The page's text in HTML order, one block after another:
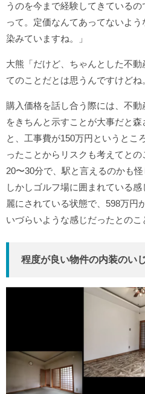
うのを今まで経験してきている
って。定価なんてあってないよ
染みていますね。」
大熊「だけど、ちゃんとした不
てのことだとは思うんですけどね
購入価格を話し合う際には、不
をきちんと示すことが大事だと
と、工事費が150万円というとこ
ったことからリスクも考えてと
20〜30分で、駅と言えるのかも怪
しかしゴルフ場に囲まれている
麗にされている状態で、598万
いづらいような感じだったとのこ
程度が良い物件の内装のい